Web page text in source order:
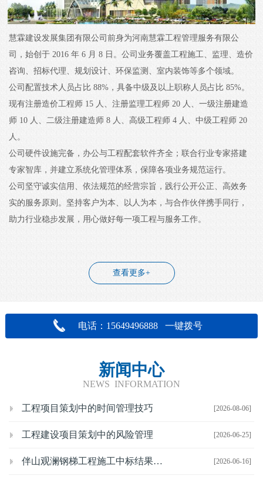
慧霖建设发展集团有限公司前身为河南慧霖工程管理服务有限公
司，始创于 2016 年 6 月 8 日。公司业务覆盖工程施工、监理、造价
咨询、招标代理、规划设计、环保监测、室内装饰等多个领域。
公司配置技术人员占比 88%，具备中级及以上职称人员占比 85%。
现有注册造价工程师 15 人、注册监理工程师 20 人、一级注册建造
师 10 人、二级注册建造师 8 人、高级工程师 4 人、中级工程师 20
人。
公司硬件设施完备，办公与工程配套软件齐全；联合行业专家搭建
专家智库，并建立系统化管理体系，保障各项业务规范运行。
公司坚守诚实信用、依法规范的经营宗旨，践行公开公正、高效务
实的服务原则。坚持客户为本、以人为本，与合作伙伴携手同行，
助力行业稳步发展，用心做好每一项工程与服务工作。
查看更多+
电话：15649496888 一键拨号
新闻中心
NEWS INFORMATION
[2026-08-06]
工程项目策划中的时间管理技巧
[2026-06-25]
工程建设项目策划中的风险管理
[2026-06-16]
伴山观澜钢梯工程施工中标结果公示